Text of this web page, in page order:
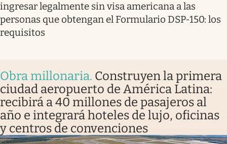
ingresar legalmente sin visa americana a las
personas que obtengan el Formulario DSP-150: los
requisitos
Obra millonaria. Construyen la primera
ciudad aeropuerto de América Latina:
recibirá a 40 millones de pasajeros al
año e integrará hoteles de lujo, oficinas
y centros de convenciones